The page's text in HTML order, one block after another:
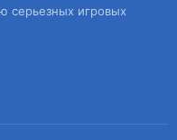
серьезных игровых